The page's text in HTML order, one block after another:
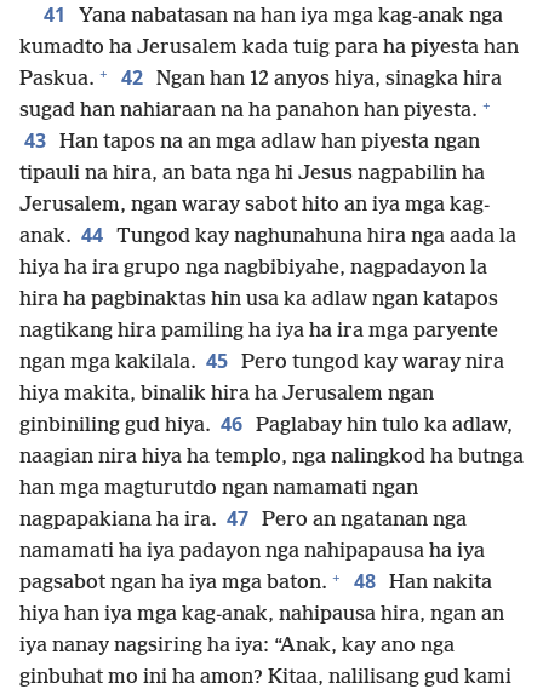
41
Yana nabatasan na han iya mga kag-anak nga
kumadto ha Jerusalem kada tuig para ha piyesta han
Paskua. + 42 Ngan han 12 anyos hiya, sinagka hira
sugad han nahiaraan na ha panahon han piyesta. +
43 Han tapos na an mga adlaw han piyesta ngan
tipauli na hira, an bata nga hi Jesus nagpabilin ha
Jerusalem, ngan waray sabot hito an iya mga kag-
anak. 44 Tungod kay naghunahuna hira nga aada la
hiya ha ira grupo nga nagbibiyahe, nagpadayon la
hira ha pagbinaktas hin usa ka adlaw ngan katapos
nagtikang hira pamiling ha iya ha ira mga paryente
ngan mga kakilala. 45 Pero tungod kay waray nira
hiya makita, binalik hira ha Jerusalem ngan
ginbiniling gud hiya. 46 Paglabay hin tulo ka adlaw,
naagian nira hiya ha templo, nga nalingkod ha butnga
han mga magturutdo ngan namamati ngan
nagpapakiana ha ira. 47 Pero an ngatanan nga
namamati ha iya padayon nga nahipapausa ha iya
pagsabot ngan ha iya mga baton. + 48 Han nakita
hiya han iya mga kag-anak, nahipausa hira, ngan an
iya nanay nagsiring ha iya: “Anak, kay ano nga
ginbuhat mo ini ha amon? Kitaa, nalilisang gud kami